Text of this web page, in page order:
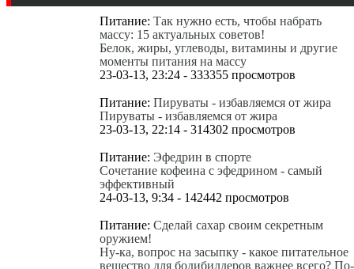
Питание: Так нужно есть, чтобы набрать
массу: 15 актуальных советов!
Белок, жиры, углеводы, витамины и другие
моменты питания на массу
23-03-13, 23:24 - 333355 просмотров
Питание: Пируваты - избавляемся от жира
Пируваты - избавляемся от жира
23-03-13, 22:14 - 314302 просмотров
Питание: Эфедрин в спорте
Сочетание кофеина с эфедрином - самый
эффективный
24-03-13, 9:34 - 142442 просмотров
Питание: Сделай сахар своим секретным
оружием!
Ну-ка, вопрос на засыпку - какое питательное
вещество для бодибилдеров важнее всего? По-